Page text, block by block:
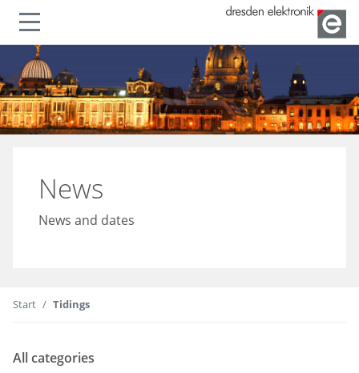
Show or hide navigation
News
News and dates
Start Tidings
All categories